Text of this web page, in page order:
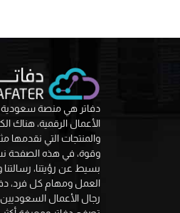
دفاتر هي منصة
الأعمال الرقمية، هناك
والمنتجات التي نقدمها
وقوة، في هذه
بسيط عن رؤيتنا، رسالتنا
العمل ومهام كل فرد،
رجال الأعمال